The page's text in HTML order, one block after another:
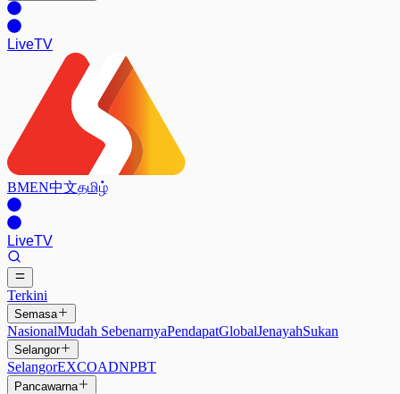
LiveTV
BMEN中文தமிழ்
LiveTV
Terkini
Semasa
NasionalMudah SebenarnyaPendapatGlobalJenayahSukan
Selangor
SelangorEXCOADNPBT
Pancawarna